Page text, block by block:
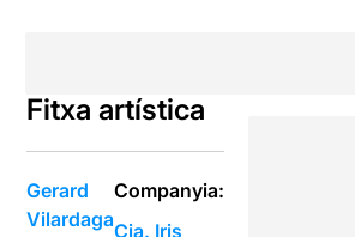
Fitxa artística
Gerard
Vilardaga
Companyia:
Cia. Iris